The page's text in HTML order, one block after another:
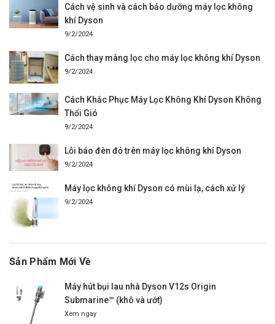
Cách vệ sinh và cách bảo dưỡng máy lọc không
khí Dyson
9/2/2024
Cách thay màng lọc cho máy lọc không khí Dyson
9/2/2024
Cách Khắc Phục Máy Lọc Không Khí Dyson Không
Thổi Gió
9/2/2024
Lỗi báo đèn đỏ trên máy lọc không khí Dyson
9/2/2024
Máy lọc không khí Dyson có mùi lạ, cách xử lý
9/2/2024
Sản Phẩm Mới Về
Máy hút bụi lau nhà Dyson V12s Origin
Submarine™ (khô và ướt)
Xem ngay